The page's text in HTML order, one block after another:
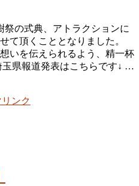
祭の式典、アトラクションに
て頂くこととなりました。
いを伝えられるよう、精一杯
県報道発表はこちらです↓ …
ンク